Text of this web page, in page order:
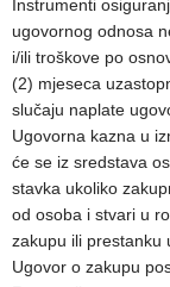
Instrumenti
ugovornog odnosa
i/ili troškove po
(2) mjeseca
slučaju naplate
Ugovorna kazna u
će se iz sredstava
stavka ukoliko
od osoba i stvari u
zakupu ili prestanku
Ugovor o zakupu